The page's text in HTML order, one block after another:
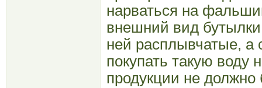
нарваться на
внешний вид
ней расплывчатые, а
покупать такую воду
продукции не